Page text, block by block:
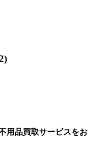
用品買取サービスを